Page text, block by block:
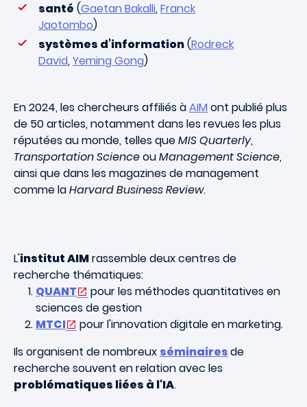
santé (Gaetan Bakalli,Franck
Jaotombo)
systèmes d’information(Rodreck
David,Yeming Gong)
En 2024, les chercheurs affiliés àAIM ont publié plus
de 50 articles, notamment dans les revues les plus
réputées au monde, telles queMIS Quarterly,
Transportation ScienceouManagement Science,
ainsi que dans les magazines de management
comme laHarvard Business Review.
L'institut AIMrassemble deux centres de
recherche thématiques:
QUANT
pour les méthodes quantitatives en
sciences de gestion
MTCI
pour l'innovation digitale en marketing.
Ils organisent de nombreux séminairesde
recherche souvent en relation avec les
problématiques liées à l'IA.